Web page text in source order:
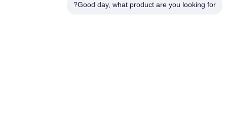
Good day, what product are you looking for?